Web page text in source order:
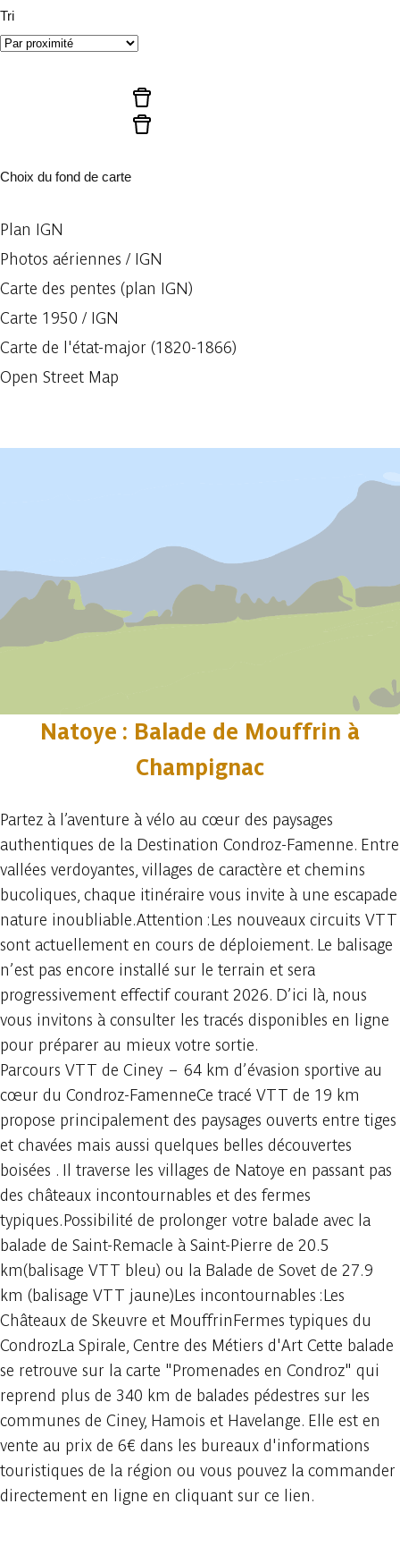
Tri
Choix du fond de carte
Plan IGN
Photos aériennes / IGN
Carte des pentes (plan IGN)
Carte 1950 / IGN
Carte de l'état-major (1820-1866)
Open Street Map
Natoye : Balade de Mouffrin à
Champignac
Partez à l’aventure à vélo au cœur des paysages
authentiques de la Destination Condroz-Famenne. Entre
vallées verdoyantes, villages de caractère et chemins
bucoliques, chaque itinéraire vous invite à une escapade
nature inoubliable.Attention :Les nouveaux circuits VTT
sont actuellement en cours de déploiement. Le balisage
n’est pas encore installé sur le terrain et sera
progressivement effectif courant 2026. D’ici là, nous
vous invitons à consulter les tracés disponibles en ligne
pour préparer au mieux votre sortie.
Parcours VTT de Ciney – 64 km d’évasion sportive au
cœur du Condroz-FamenneCe tracé VTT de 19 km
propose principalement des paysages ouverts entre tiges
et chavées mais aussi quelques belles découvertes
boisées . Il traverse les villages de Natoye en passant pas
des châteaux incontournables et des fermes
typiques.Possibilité de prolonger votre balade avec la
balade de Saint-Remacle à Saint-Pierre de 20.5
km(balisage VTT bleu) ou la Balade de Sovet de 27.9
km (balisage VTT jaune)Les incontournables :Les
Châteaux de Skeuvre et MouffrinFermes typiques du
CondrozLa Spirale, Centre des Métiers d'Art Cette balade
se retrouve sur la carte "Promenades en Condroz" qui
reprend plus de 340 km de balades pédestres sur les
communes de Ciney, Hamois et Havelange. Elle est en
vente au prix de 6€ dans les bureaux d'informations
touristiques de la région ou vous pouvez la commander
directement en ligne en cliquant sur ce lien.